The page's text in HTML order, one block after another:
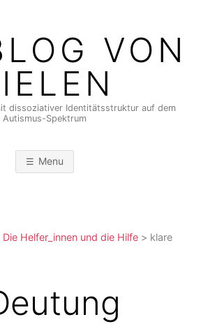
VON
dissoziativer Identitätsstruktur auf dem
Autismus-Spektrum
Menu
Die Helfer_innen und die Hilfe > klare